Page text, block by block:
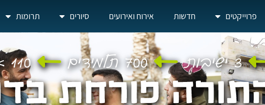
פרוייקטים חדשות אירוח ואירועים סיורים תרומות